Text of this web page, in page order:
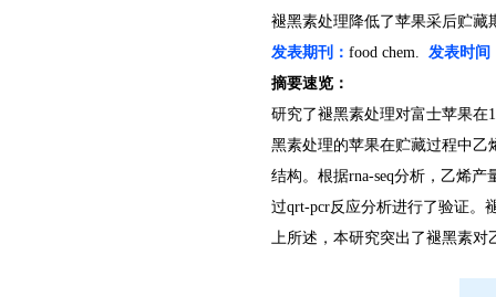
褪黑素处理降低了苹果采后贮藏
发表期刊： food chem. 发表时间
摘要速览：
研究了褪黑素处理对富士苹果在1
黑素处理的苹果在贮藏过程中乙
结构。根据rna-seq分析，乙烯产
过qrt-pcr反应分析进行了验证。
上所述，本研究突出了褪黑素对